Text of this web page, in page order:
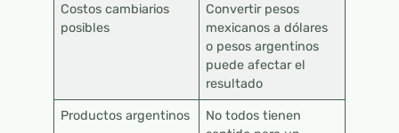
Costos cambiarios
posibles
Convertir pesos
mexicanos a dólares
o pesos argentinos
puede afectar el
resultado
Productos argentinos
No todos tienen